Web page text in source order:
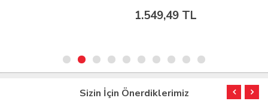
1.549,49 TL
Sizin İçin Önerdiklerimiz